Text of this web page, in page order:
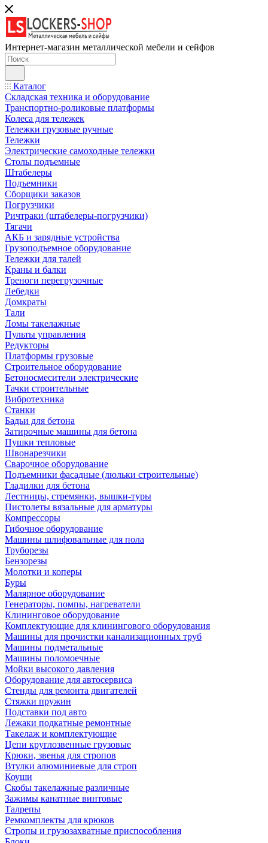
Интернет-магазин металлической мебели и сейфов
Каталог
Складская техника и оборудование
Транспортно-роликовые платформы
Колеса для тележек
Тележки грузовые ручные
Тележки
Электрические самоходные тележки
Столы подъемные
Штабелеры
Подъемники
Сборщики заказов
Погрузчики
Ричтраки (штабелеры-погрузчики)
Тягачи
АКБ и зарядные устройства
Грузоподъемное оборудование
Тележки для талей
Краны и балки
Треноги перегрузочные
Лебедки
Домкраты
Тали
Ломы такелажные
Пульты управления
Редукторы
Платформы грузовые
Строительное оборудование
Бетоносмесители электрические
Тачки строительные
Вибротехника
Станки
Бадьи для бетона
Затирочные машины для бетона
Пушки тепловые
Швонарезчики
Сварочное оборудование
Подъемники фасадные (люльки строительные)
Гладилки для бетона
Лестницы, стремянки, вышки-туры
Пистолеты вязальные для арматуры
Компрессоры
Гибочное оборудование
Машины шлифовальные для пола
Труборезы
Бензорезы
Молотки и коперы
Буры
Малярное оборудование
Генераторы, помпы, нагреватели
Клининговое оборудование
Комплектующие для клинингового оборудования
Машины для прочистки канализационных труб
Машины подметальные
Машины поломоечные
Мойки высокого давления
Оборудование для автосервиса
Стенды для ремонта двигателей
Стяжки пружин
Подставки под авто
Лежаки подкатные ремонтные
Такелаж и комплектующие
Цепи круглозвенные грузовые
Крюки, звенья для стропов
Втулки алюминиевые для строп
Коуши
Скобы такелажные различные
Зажимы канатные винтовые
Талрепы
Ремкомплекты для крюков
Стропы и грузозахватные приспособления